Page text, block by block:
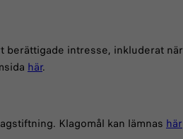
berättigade intresse, inkluderat när
här.
Klagomål kan lämnas här